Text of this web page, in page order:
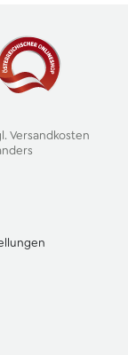
Versandkosten